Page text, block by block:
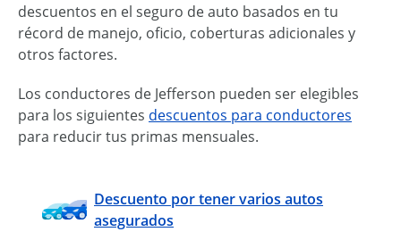
descuentos en el seguro de auto basados en tu
récord de manejo, oficio, coberturas adicionales y
otros factores.
Los conductores de Jefferson pueden ser elegibles
para los siguientes descuentos para conductores
para reducir tus primas mensuales.
Descuento por tener varios autos
asegurados